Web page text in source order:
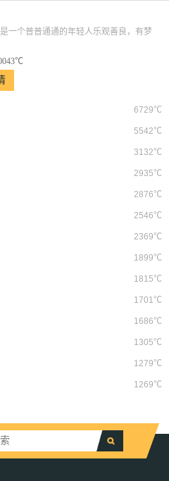
一个普普通通的年轻人乐观善良，有梦
6729℃
5542℃
3132℃
2935℃
2876℃
2546℃
2369℃
1899℃
1815℃
1701℃
1686℃
1305℃
1279℃
1269℃